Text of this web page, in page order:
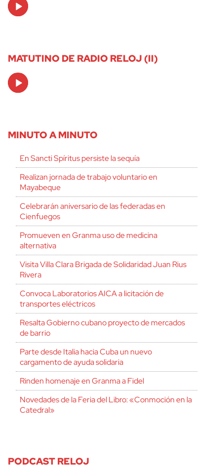
Player
MATUTINO DE RADIO RELOJ (II)
Audio
Player
MINUTO A MINUTO
En Sancti Spíritus persiste la sequía
Realizan jornada de trabajo voluntario en
Mayabeque
Celebrarán aniversario de las federadas en
Cienfuegos
Promueven en Granma uso de medicina
alternativa
Visita Villa Clara Brigada de Solidaridad Juan Rius
Rivera
Convoca Laboratorios AICA a licitación de
transportes eléctricos
Resalta Gobierno cubano proyecto de mercados
de barrio
Parte desde Italia hacia Cuba un nuevo
cargamento de ayuda solidaria
Rinden homenaje en Granma a Fidel
Novedades de la Feria del Libro: «Conmoción en la
Catedral»
PODCAST RELOJ